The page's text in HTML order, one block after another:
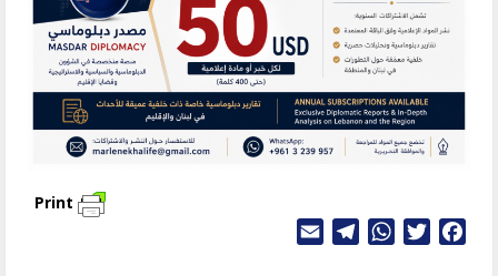
Print
Facebook
Twitter
WhatsApp
Telegram
Email